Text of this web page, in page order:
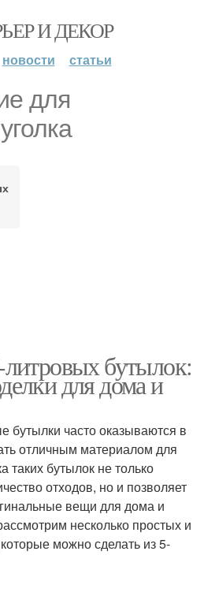
И ДЕКОР
новости статьи
для
бутылок:
для дома и
бутылки часто оказываются в
отличным материалом для
таких бутылок не только
отходов, но и позволяет
вещи для дома и
несколько простых и
можно сделать из 5-